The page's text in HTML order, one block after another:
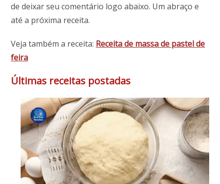
de deixar seu comentário logo abaixo. Um abraço e
até a próxima receita.
Veja também a receita: Receita de massa de pastel de
feira
Últimas receitas postadas